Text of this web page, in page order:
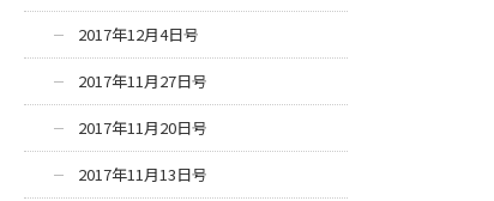
2017年12月4日号
2017年11月27日号
2017年11月20日号
2017年11月13日号